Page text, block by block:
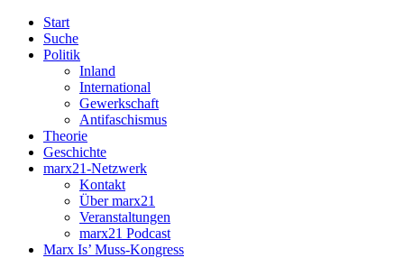
Start
Suche
Politik
Inland
International
Gewerkschaft
Antifaschismus
Theorie
Geschichte
marx21-Netzwerk
Kontakt
Über marx21
Veranstaltungen
marx21 Podcast
Marx Is’ Muss-Kongress